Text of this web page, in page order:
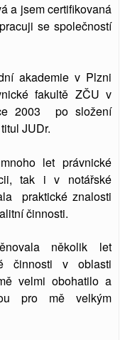
a jsem certifikovaná
se společností
akademie v Plzni
fakultě ZČU v
2003 po složení
JUDr.
let právnické
tak i v notářské
praktické znalosti
činnosti.
několik let
činnosti v oblasti
velmi obohatilo a
pro mě velkým